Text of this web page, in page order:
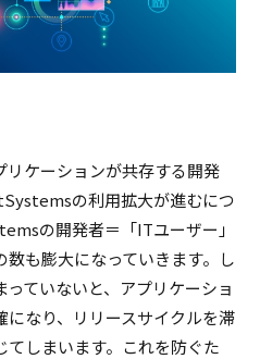
リケーションが共存する開発
の利用拡大が進むにつ
の開発者＝「ITユーザー」
も膨大になっていきます。し
ていないと、アプリケーショ
になり、リリースサイクルを滞
てしまいます。これを防ぐた